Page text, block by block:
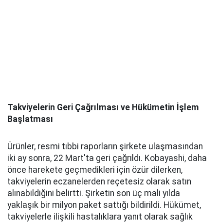
Takviyelerin Geri Çağrılması ve Hükümetin İşlem
Başlatması
Ürünler, resmi tıbbi raporların şirkete ulaşmasından
iki ay sonra, 22 Mart'ta geri çağrıldı. Kobayashi, daha
önce harekete geçmedikleri için özür dilerken,
takviyelerin eczanelerden reçetesiz olarak satın
alınabildiğini belirtti. Şirketin son üç mali yılda
yaklaşık bir milyon paket sattığı bildirildi. Hükümet,
takviyelerle ilişkili hastalıklara yanıt olarak sağlık